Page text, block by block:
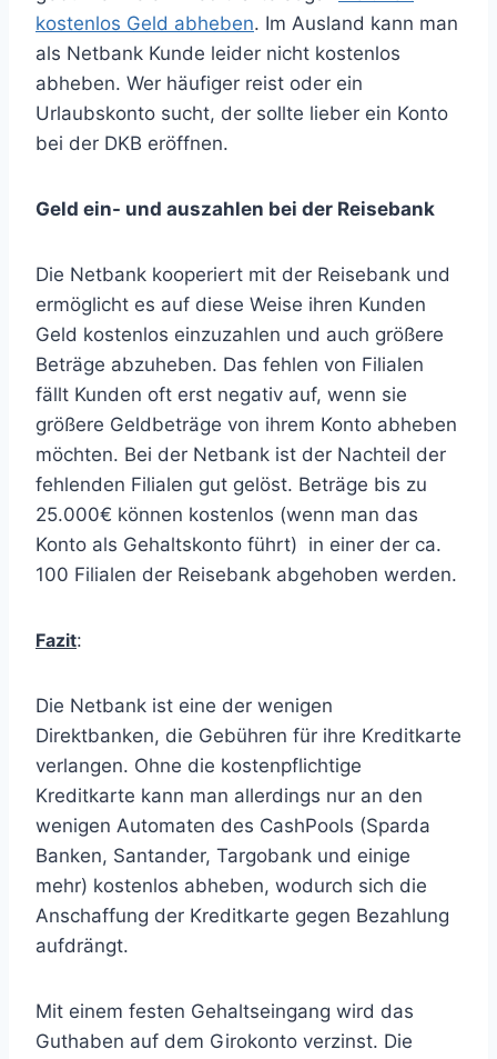
kostenlos Geld abheben. Im Ausland kann man
als Netbank Kunde leider nicht kostenlos
abheben. Wer häufiger reist oder ein
Urlaubskonto sucht, der sollte lieber ein Konto
bei der DKB eröffnen.
Geld ein- und auszahlen bei der Reisebank
Die Netbank kooperiert mit der Reisebank und
ermöglicht es auf diese Weise ihren Kunden
Geld kostenlos einzuzahlen und auch größere
Beträge abzuheben. Das fehlen von Filialen
fällt Kunden oft erst negativ auf, wenn sie
größere Geldbeträge von ihrem Konto abheben
möchten. Bei der Netbank ist der Nachteil der
fehlenden Filialen gut gelöst. Beträge bis zu
25.000€ können kostenlos (wenn man das
Konto als Gehaltskonto führt) in einer der ca.
100 Filialen der Reisebank abgehoben werden.
Fazit:
Die Netbank ist eine der wenigen
Direktbanken, die Gebühren für ihre Kreditkarte
verlangen. Ohne die kostenpflichtige
Kreditkarte kann man allerdings nur an den
wenigen Automaten des CashPools (Sparda
Banken, Santander, Targobank und einige
mehr) kostenlos abheben, wodurch sich die
Anschaffung der Kreditkarte gegen Bezahlung
aufdrängt.
Mit einem festen Gehaltseingang wird das
Guthaben auf dem Girokonto verzinst. Die